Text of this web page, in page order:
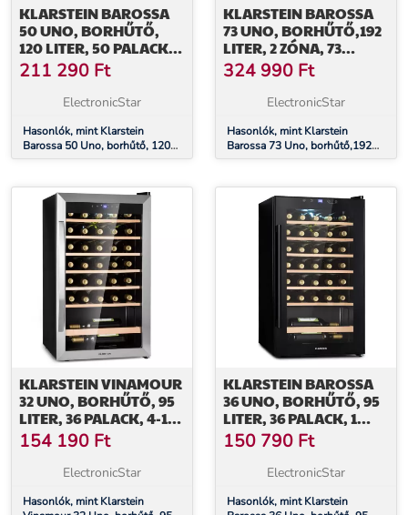
KLARSTEIN BAROSSA
50 UNO, BORHŰTŐ,
120 LITER, 50 PALACK, 1
ZÓNA,
ÉRINTŐKÉPERNYŐ
211 290 Ft
ElectronicStar
Hasonlók, mint Klarstein
Barossa 50 Uno, borhűtő, 120
liter, 50 palack, 1 zóna,
KLARSTEIN BAROSSA
73 UNO, BORHŰTŐ,192
LITER, 2 ZÓNA, 73
PALACK,
ÉRINTŐKÉPERNYŐ
324 990 Ft
ElectronicStar
Hasonlók, mint Klarstein
Barossa 73 Uno, borhűtő,192
liter, 2 zóna, 73 palack,
KLARSTEIN VINAMOUR
32 UNO, BORHŰTŐ, 95
LITER, 36 PALACK, 4-18
°C, 1 ZÓNA,
ÉRINTÉSVEZÉRLÉS
154 190 Ft
ElectronicStar
Hasonlók, mint Klarstein
KLARSTEIN BAROSSA
36 UNO, BORHŰTŐ, 95
LITER, 36 PALACK, 1
ZÓNA,
ÉRINTŐKÉPERNYŐ
150 790 Ft
ElectronicStar
Hasonlók, mint Klarstein